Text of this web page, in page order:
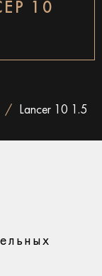
10
Lancer 10 1.5